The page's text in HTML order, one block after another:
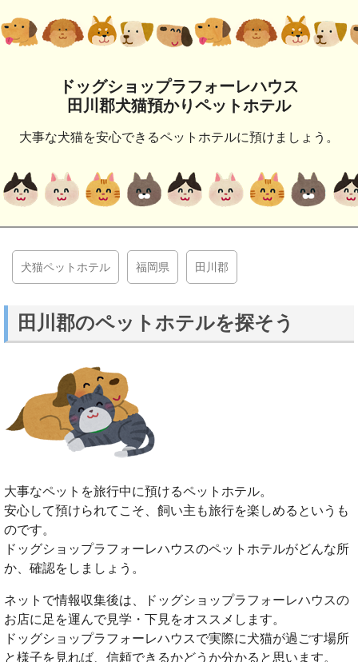
ドッグショップラフォーレハウス
田川郡犬猫預かりペットホテル
大事な犬猫を安心できるペットホテルに預けましょう。
犬猫ペットホテル 福岡県 田川郡
田川郡のペットホテルを探そう
大事なペットを旅行中に預けるペットホテル。
安心して預けられてこそ、飼い主も旅行を楽しめるというも
のです。
ドッグショップラフォーレハウスのペットホテルがどんな所
か、確認をしましょう。
ネットで情報収集後は、ドッグショップラフォーレハウスの
お店に足を運んで見学・下見をオススメします。
ドッグショップラフォーレハウスで実際に犬猫が過ごす場所
と様子を見れば、信頼できるかどうか分かると思います。